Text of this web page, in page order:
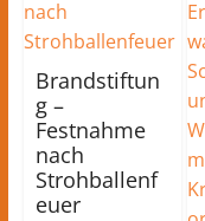
Brandstiftun
g –
Festnahme
nach
Strohballenf
euer